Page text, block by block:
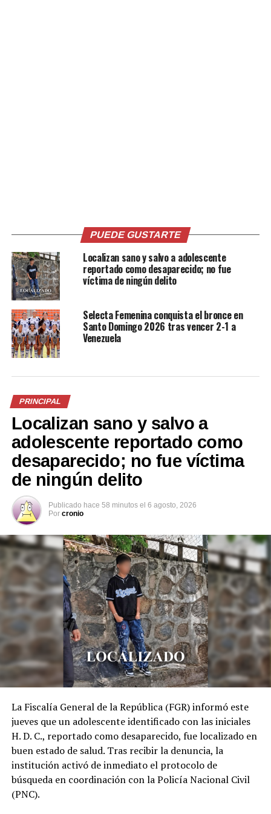
Relacionado
Lluvias y actividad eléctrica
marcarán el clima durante la
tarde y noche
Lluvias y tormentas
Prevén calor y lluvias con
actividad eléctrica para este
día
30 junio, 2026
En «Nacionales»
RELATED TOPICS:
ACTIVIDAD ELÉCTRICA
CHALATENANGO
CLIMA
CLIMA EL SALVADOR
CLIMA HOY
CORDILLERA APANECA-ILAMATEPEC
CUSCATLAN
ÉL SALVADOR
FRANJA VOLCÁNICA
LA LIBERTAD
LLUVIAS MARN
ONDA TROPICAL
PRONÓSTICO DEL TIEMPO
RAFAGAS DE VIENTO
SAN MIGUEL
SAN SALVADOR SANTA ANA
SONSONATE
TORMENTAS
UP NEXT
Presidente electo de Colombia denuncia que Petro
quiere dar «un golpe de Estado»
DON'T MISS
Ismael “El Mayo” Zambada acepta sentencia impuesta
por tribunal de Estados Unidos
PUEDE GUSTARTE
Localizan sano y salvo a adolescente
reportado como desaparecido; no fue
víctima de ningún delito
Selecta Femenina conquista el bronce en
Santo Domingo 2026 tras vencer 2-1 a
Venezuela
PRINCIPAL
Localizan sano y salvo a
adolescente reportado como
desaparecido; no fue víctima
de ningún delito
Publicado hace 58 minutos el 6 agosto, 2026
Por cronio
La Fiscalía General de la República (FGR) informó este
jueves que un adolescente identificado con las iniciales
H. D. C., reportado como desaparecido, fue localizado en
buen estado de salud. Tras recibir la denuncia, la
institución activó de inmediato el protocolo de
búsqueda en coordinación con la Policía Nacional Civil
(PNC).